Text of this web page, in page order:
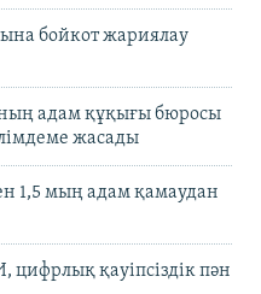
бойкот жариялау
адам құқығы бюросы
жасады
1,5 мың адам қамаудан
цифрлық қауіпсіздік пән